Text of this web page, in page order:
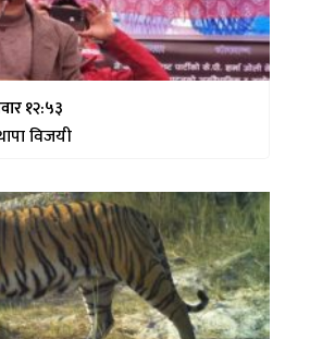
१२:५३
विजयी